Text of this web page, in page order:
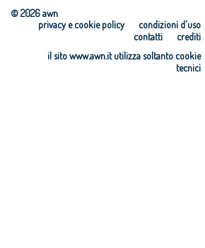
© 2026 awn
condizioni d'uso
privacy e cookie policy
crediti
contatti
il sito www.awn.it utilizza soltanto cookie
tecnici